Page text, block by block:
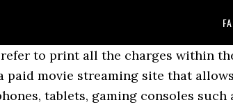
to print all the charges within
movie streaming site that
tablets, gaming consoles such